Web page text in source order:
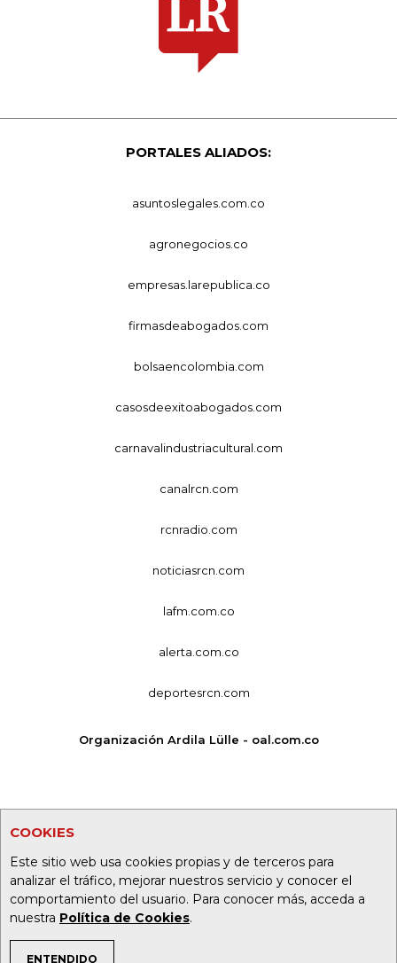
COOKIES
Este sitio web usa cookies propias y de terceros para
analizar el tráfico, mejorar nuestros servicio y conocer el
comportamiento del usuario. Para conocer más, acceda a
nuestra Política de Cookies.
ENTENDIDO
PORTALES ALIADOS:
asuntoslegales.com.co
agronegocios.co
empresas.larepublica.co
firmasdeabogados.com
bolsaencolombia.com
casosdeexitoabogados.com
carnavalindustriacultural.com
canalrcn.com
rcnradio.com
noticiasrcn.com
lafm.com.co
alerta.com.co
deportesrcn.com
Organización Ardila Lülle - oal.com.co